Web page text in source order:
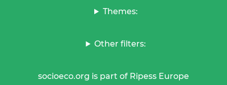
Themes:
Other filters:
socioeco.org is part of Ripess Europe